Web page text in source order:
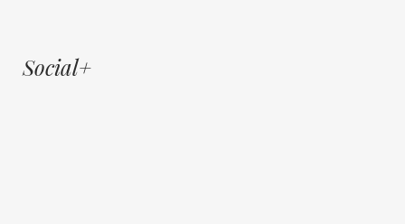
Social+